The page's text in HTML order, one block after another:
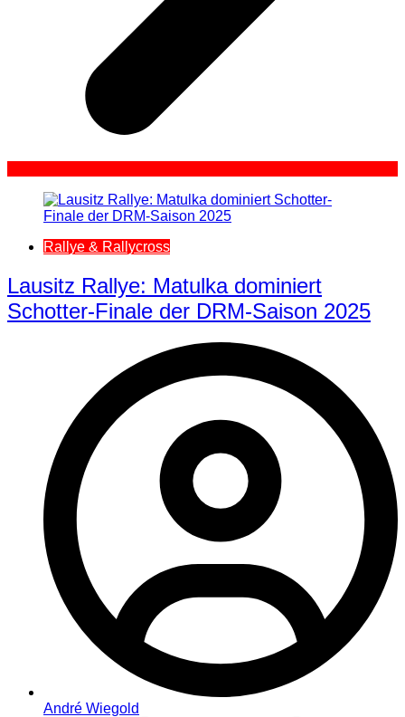
Rallye & Rallycross
Lausitz Rallye: Matulka dominiert
Schotter-Finale der DRM-Saison 2025
André Wiegold